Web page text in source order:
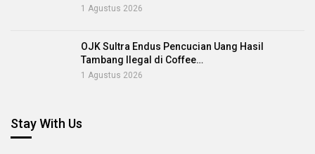
1 Agustus 2026
OJK Sultra Endus Pencucian Uang Hasil
Tambang Ilegal di Coffee…
1 Agustus 2026
Stay With Us